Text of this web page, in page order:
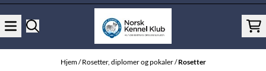
Hjem/Rosetter, diplomer og pokaler/Rosetter